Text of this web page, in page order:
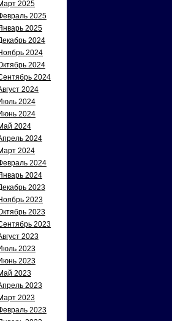
2025
2025
2025
2024
2024
2024
2024
2024
2024
2024
2024
2024
2024
2024
2024
2023
2023
2023
2023
2023
2023
2023
2023
2023
2023
2023